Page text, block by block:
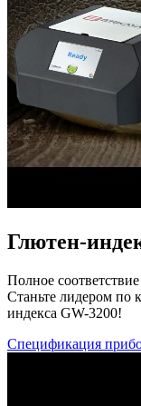
Глютен-
Полное
Станьте лидером по
индекса GW-3200!
Спецификация